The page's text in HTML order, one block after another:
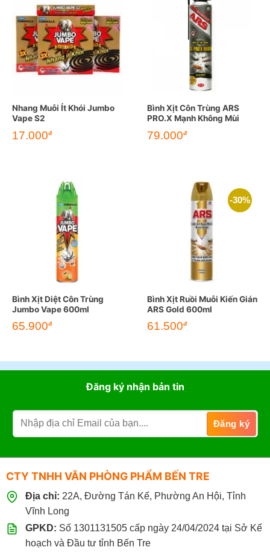
Nhang Muỗi Ít Khói Jumbo
Vape S2
17.000đ
Bình Xịt Côn Trùng ARS
PRO.X Mạnh Không Mùi
79.000đ
Bình Xịt Diệt Côn Trùng
Jumbo Vape 600ml
65.900đ
-30%
Bình Xịt Ruồi Muỗi Kiến Gián
ARS Gold 600ml
Giá
gốc
61.500đGiá
Đăng ký nhận bản tin
CTY TNHH VĂN PHÒNG PHẨM BẾN TRE
Địa chỉ: 22A, Đường Tán Kế, Phường An Hội, Tỉnh
Vĩnh Long
GPKD: Số 1301131505 cấp ngày 24/04/2024 tại Sở Kế
hoạch và Đầu tư tỉnh Bến Tre